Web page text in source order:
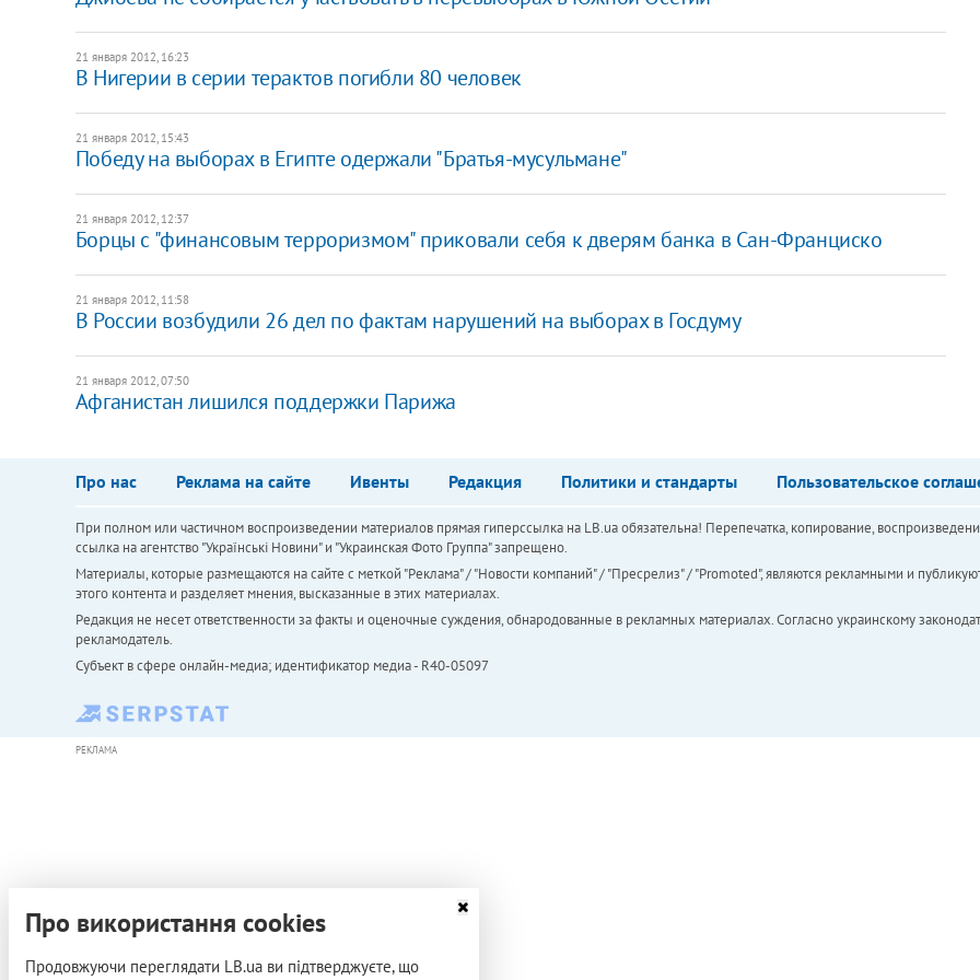
21 января 2012, 16:23
В Нигерии в серии терактов погибли 80 человек
21 января 2012, 15:43
Победу на выборах в Египте одержали "Братья-мусульмане"
21 января 2012, 12:37
Борцы с "финансовым терроризмом" приковали себя к дверям банка в Сан-Франциско
21 января 2012, 11:58
В России возбудили 26 дел по фактам нарушений на выборах в Госдуму
21 января 2012, 07:50
Афганистан лишился поддержки Парижа
Про нас Реклама на сайте Ивенты Редакция Политики и стандарты Пользовательское
При полном или частичном воспроизведении материалов прямая гиперссылка на LB.ua обязательна! Перепечатка, копирование,
ссылка на агентство "Українськi Новини" и "Украинская Фото Группа" запрещено.
Материалы, которые размещаются на сайте с меткой "Реклама" / "Новости компаний" / "Пресрелиз" / "Promoted", являются рекламными и
этого контента и разделяет мнения, высказанные в этих материалах.
Редакция не несет ответственности за факты и оценочные суждения, обнародованные в рекламных материалах. Согласно украинскому
рекламодатель.
Субъект в сфере онлайн-медиа; идентификатор медиа - R40-05097
РЕКЛАМА
Про використання cookies
Продовжуючи переглядати LB.ua ви підтверджуєте, що